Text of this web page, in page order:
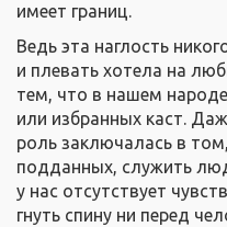
имеет границ.
Ведь эта наглость
и плевать хотела на
тем, что в нашем
или избранных каст.
роль заключалась в
подданных, служить
у нас отсутствует
гнуть спину ни перед